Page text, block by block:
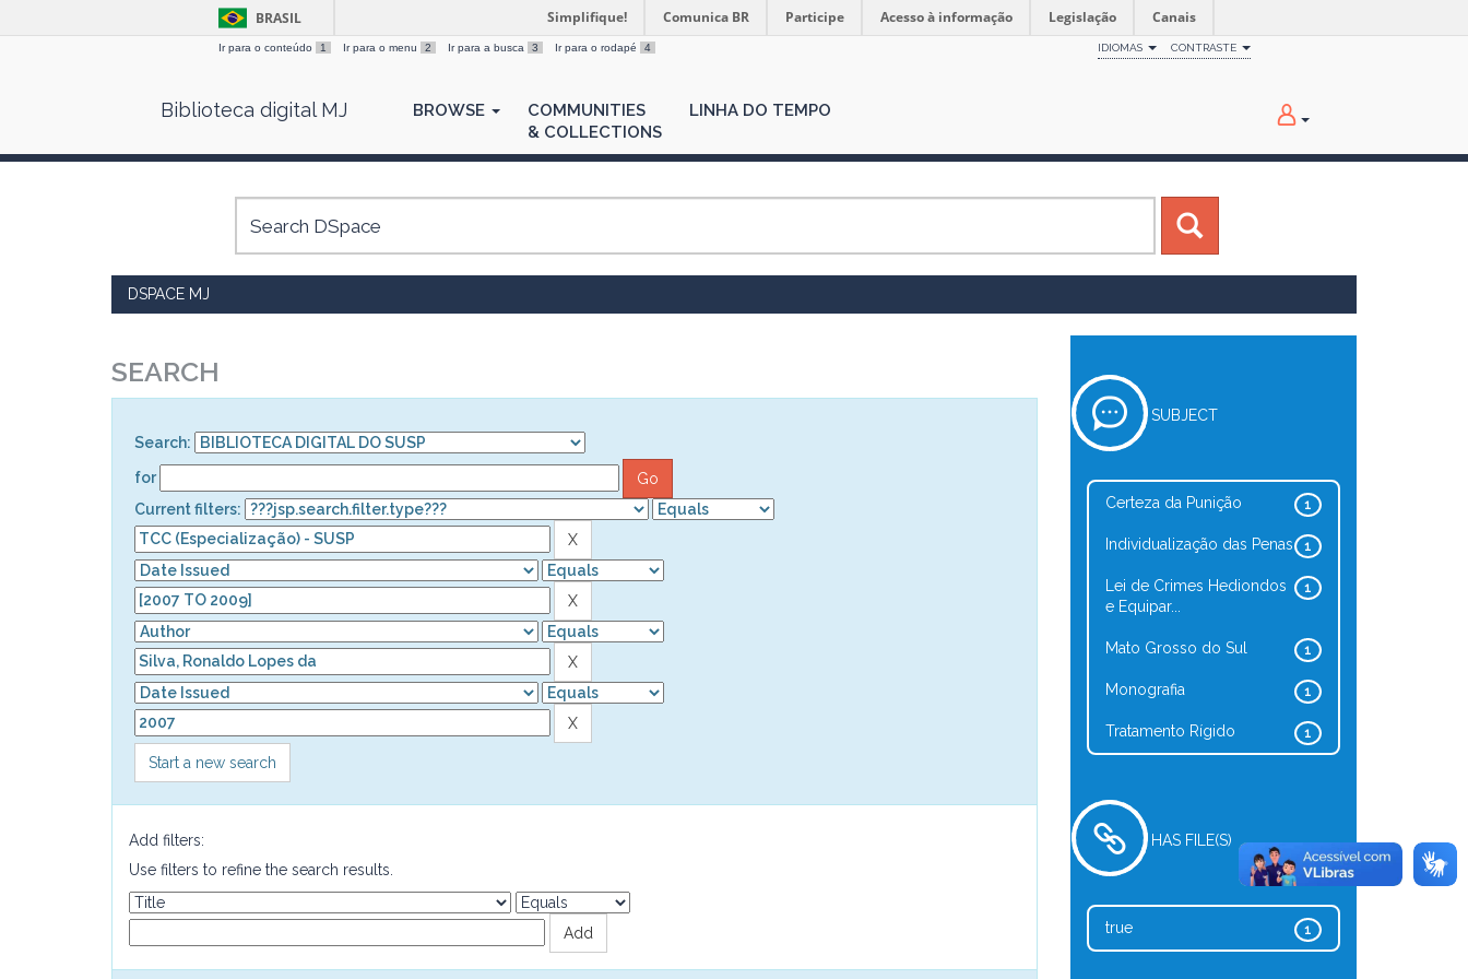
BRASIL Simplifique! Comunica BR Participe Acesso à informação Legislação Canais
Ir para o conteúdo 1 Ir para o menu 2 Ir para a busca 3 Ir para o rodapé 4 IDIOMAS CONTRASTE
Biblioteca digital MJ BROWSE
COMMUNITIES
& COLLECTIONS
LINHA DO TEMPO
DSPACE MJ
SEARCH
Search:
for
Current filters:
Start a new search
Add filters:
Use filters to refine the search results.
SUBJECT
1
Certeza da Punição
1
Individualização das Penas
1
Lei de Crimes Hediondos
e Equipar...
1
Mato Grosso do Sul
1
Monografia
1
Tratamento Rígido
HAS FILE(S)
1
true